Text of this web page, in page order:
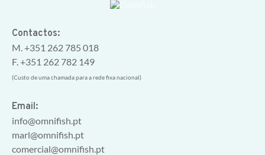
Contactos:
M. +351 262 785 018
F. +351 262 782 149
(Custo de uma chamada para a rede fixa nacional)
Email:
info@omnifish.pt
marl@omnifish.pt
comercial@omnifish.pt